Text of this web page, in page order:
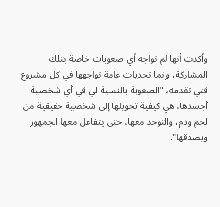
وأكدت أنها لم تواجه أي صعوبات خاصة بتلك
المشاركة، وإنما تحديات عامة تواجهها في كل مشروع
فني تقدمه، "الصعوبة بالنسبة لي في أي شخصية
أجسدها، هي كيفية تحويلها إلى شخصية حقيقية من
لحم ودم، والتوحد معها، حتى يتفاعل معها الجمهور
ويصدقها".